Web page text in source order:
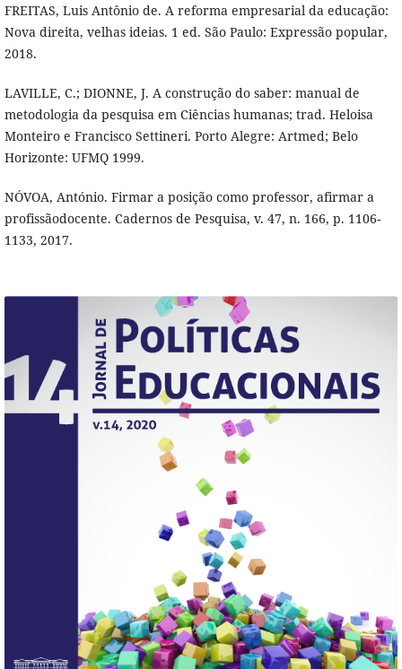
FREITAS, Luis Antônio de. A reforma empresarial da educação:
Nova direita, velhas ideias. 1 ed. São Paulo: Expressão popular,
2018.
LAVILLE, C.; DIONNE, J. A construção do saber: manual de
metodologia da pesquisa em Ciências humanas; trad. Heloisa
Monteiro e Francisco Settineri. Porto Alegre: Artmed; Belo
Horizonte: UFMQ 1999.
NÓVOA, António. Firmar a posição como professor, afirmar a
profissãodocente. Cadernos de Pesquisa, v. 47, n. 166, p. 1106-
1133, 2017.